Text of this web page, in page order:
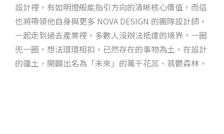
設計裡，有如明燈般能指引方向的清晰核心價值，而這
也將帶領他自身與更多 NOVA DESIGN 的團隊設計師，
一起走到過去產業裡，多數人沒辦法抵達的境界。一圈
兜一圈，想法環環相扣，已然存在的事物為土，在設計
的疆土，開闢出名為「未來」的萬千花蕊、蓊鬱森林。